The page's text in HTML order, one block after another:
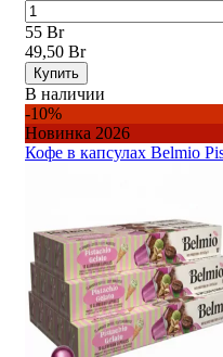
55 Br
49,50 Br
Купить
В наличии
-10%
Новинка 2026
Кофе в капсулах Belmio